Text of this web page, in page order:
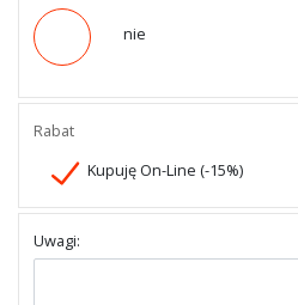
nie
Rabat
Kupuję On-Line (-15%)
Uwagi: